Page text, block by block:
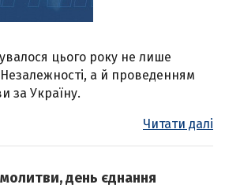
цього року не лише
а й проведенням
за Україну.
Читати далі
день єднання